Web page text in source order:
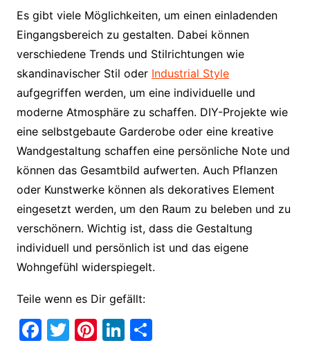
Es gibt viele Möglichkeiten, um einen einladenden
Eingangsbereich zu gestalten. Dabei können
verschiedene Trends und Stilrichtungen wie
skandinavischer Stil oder Industrial Style
aufgegriffen werden, um eine individuelle und
moderne Atmosphäre zu schaffen. DIY-Projekte wie
eine selbstgebaute Garderobe oder eine kreative
Wandgestaltung schaffen eine persönliche Note und
können das Gesamtbild aufwerten. Auch Pflanzen
oder Kunstwerke können als dekoratives Element
eingesetzt werden, um den Raum zu beleben und zu
verschönern. Wichtig ist, dass die Gestaltung
individuell und persönlich ist und das eigene
Wohngefühl widerspiegelt.
Teile wenn es Dir gefällt:
F T Pi Li T